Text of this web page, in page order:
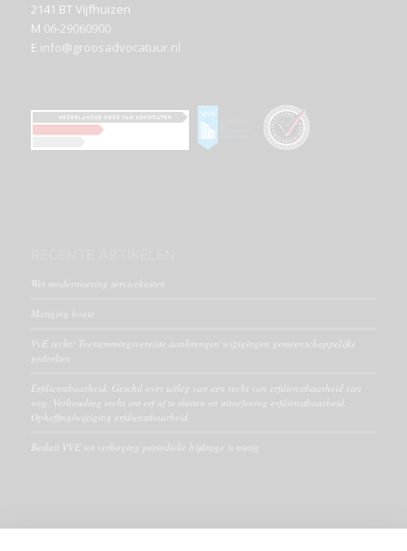
2141 BT Vijfhuizen
M 06-29060900
E info@groosadvocatuur.nl
Wet modernisering servicekosten
Matiging boete
VvE recht: Toestemmingsvereiste aanbrengen wijzigingen gemeenschappelijke
gedeelten
Erfdienstbaarheid. Geschil over uitleg van een recht van erfdienstbaarheid van
weg. Verhouding recht om erf af te sluiten en uitoefening erfdienstbaarheid.
Opheffing/wijziging erfdienstbaarheid.
Besluit VVE tot verhoging periodieke bijdrage is nietig